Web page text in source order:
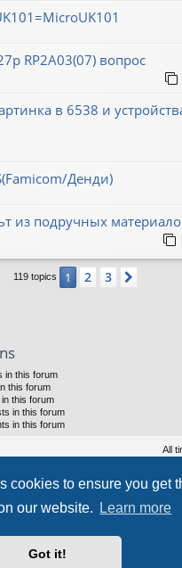
cookies to ensure you get
our website.
Learn more
Got it!
RP2A03(07) вопрос
в 6538 и
Денди)
из подручных
119 topics 1 2 3
in this forum
this forum
this forum
in this forum
in this forum
All
phpBB® Forum Software © phpBB
Our VPS Hosting By RimuHosting
server is located in London data center